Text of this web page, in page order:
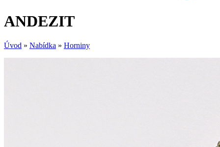
ANDEZIT
Úvod » Nabídka » Horniny